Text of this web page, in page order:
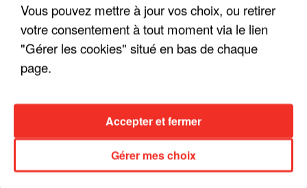
"JE SUIS À DISPOSITION DES
ENFOIRÉS"
"ON A TOUS LE TRAC"
Vous pouvez mettre à jour vos choix, ou retirer
votre consentement à tout moment via le lien
"Gérer les cookies" situé en bas de chaque
page.
Gérer mes choix
Accepter et fermer